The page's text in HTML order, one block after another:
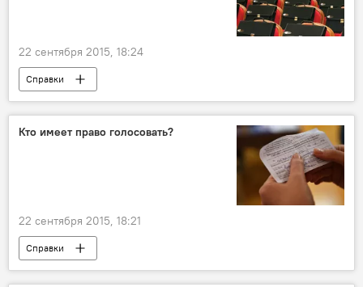
22 сентября 2015, 18:24
Справки
По каким правилам проходят выборы в Жогорку Кенеш
Шайлоо-2015
Жогорку Кенеш
Кыргызстан
Кто имеет право голосовать?
22 сентября 2015, 18:21
Справки
По каким правилам проходят выборы в Жогорку Кенеш